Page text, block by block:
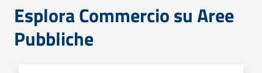
Esplora Commercio su Aree
Pubbliche